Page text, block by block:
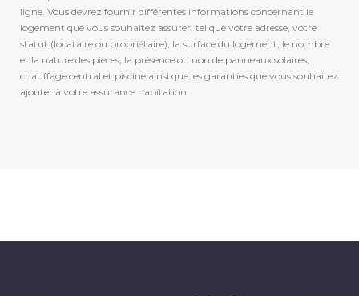
ligne. Vous devrez fournir différentes informations concernant le
logement que vous souhaitez assurer, tel que votre adresse, votre
statut (locataire ou propriétaire), la surface du logement, le nombre
et la nature des pièces, la présence ou non de panneaux solaires,
chauffage central et piscine ainsi que les garanties que vous souhaitez
ajouter à votre assurance habitation.